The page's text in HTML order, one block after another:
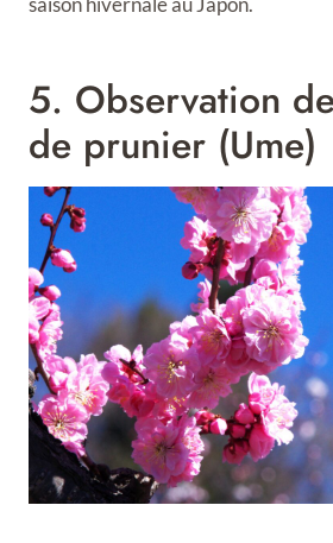
5. Observation
de prunier (Ume)